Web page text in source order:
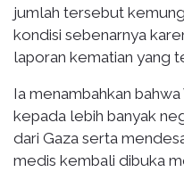
jumlah tersebut
kondisi sebenarnya
laporan kematian yang
Ia menambahkan
kepada lebih banyak
dari Gaza serta
medis kembali dibuka